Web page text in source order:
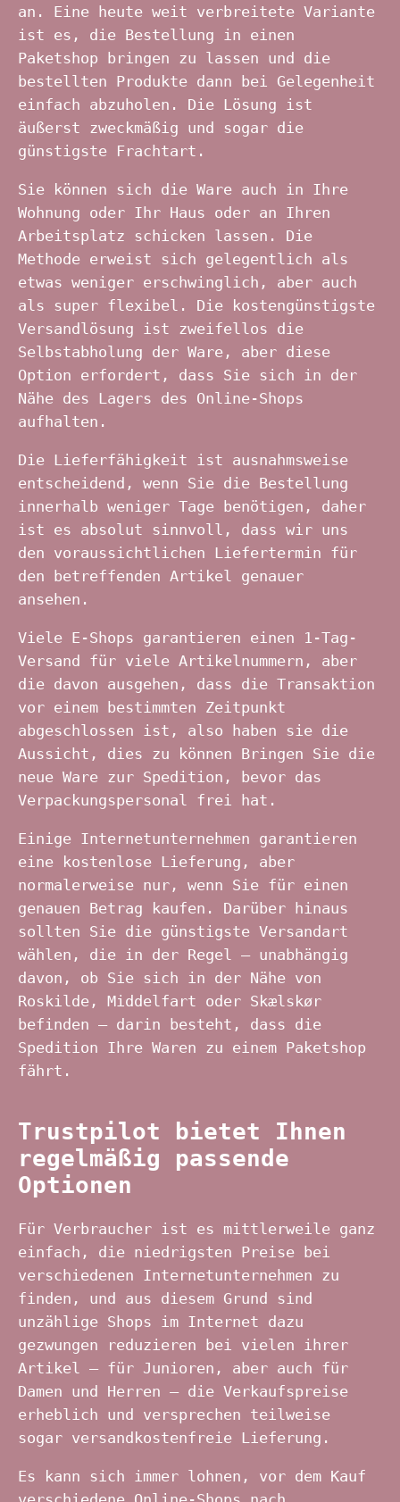
an. Eine heute weit verbreitete Variante
ist es, die Bestellung in einen
Paketshop bringen zu lassen und die
bestellten Produkte dann bei Gelegenheit
einfach abzuholen. Die Lösung ist
äußerst zweckmäßig und sogar die
günstigste Frachtart.
Sie können sich die Ware auch in Ihre
Wohnung oder Ihr Haus oder an Ihren
Arbeitsplatz schicken lassen. Die
Methode erweist sich gelegentlich als
etwas weniger erschwinglich, aber auch
als super flexibel. Die kostengünstigste
Versandlösung ist zweifellos die
Selbstabholung der Ware, aber diese
Option erfordert, dass Sie sich in der
Nähe des Lagers des Online-Shops
aufhalten.
Die Lieferfähigkeit ist ausnahmsweise
entscheidend, wenn Sie die Bestellung
innerhalb weniger Tage benötigen, daher
ist es absolut sinnvoll, dass wir uns
den voraussichtlichen Liefertermin für
den betreffenden Artikel genauer
ansehen.
Viele E-Shops garantieren einen 1-Tag-
Versand für viele Artikelnummern, aber
die davon ausgehen, dass die Transaktion
vor einem bestimmten Zeitpunkt
abgeschlossen ist, also haben sie die
Aussicht, dies zu können Bringen Sie die
neue Ware zur Spedition, bevor das
Verpackungspersonal frei hat.
Einige Internetunternehmen garantieren
eine kostenlose Lieferung, aber
normalerweise nur, wenn Sie für einen
genauen Betrag kaufen. Darüber hinaus
sollten Sie die günstigste Versandart
wählen, die in der Regel – unabhängig
davon, ob Sie sich in der Nähe von
Roskilde, Middelfart oder Skælskør
befinden – darin besteht, dass die
Spedition Ihre Waren zu einem Paketshop
fährt.
Trustpilot bietet Ihnen
regelmäßig passende
Optionen
Für Verbraucher ist es mittlerweile ganz
einfach, die niedrigsten Preise bei
verschiedenen Internetunternehmen zu
finden, und aus diesem Grund sind
unzählige Shops im Internet dazu
gezwungen reduzieren bei vielen ihrer
Artikel – für Junioren, aber auch für
Damen und Herren – die Verkaufspreise
erheblich und versprechen teilweise
sogar versandkostenfreie Lieferung.
Es kann sich immer lohnen, vor dem Kauf